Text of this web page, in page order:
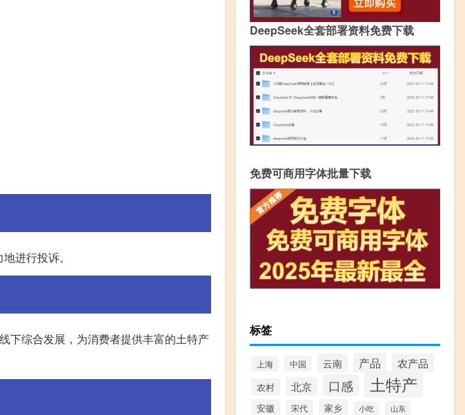
进行投诉。
下综合发展，为消费者提供丰富的土特产
DeepSeek全套部署资料免费下载
免费可商用字体批量下载
标签
上海 中国 云南 产品 农产品
农村 北京 口感 土特产
安徽 宋代 家乡 小吃 山东